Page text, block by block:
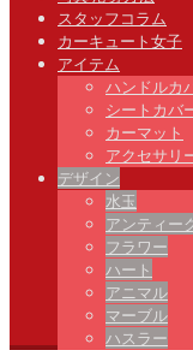
スタッフコラム
カーキュート女子
アイテム
ハンドルカ
シートカバ
カーマット
アクセサリ
デザイン
水玉
アンティー
フラワー
ハート
アニマル
マーブル
ハスラー